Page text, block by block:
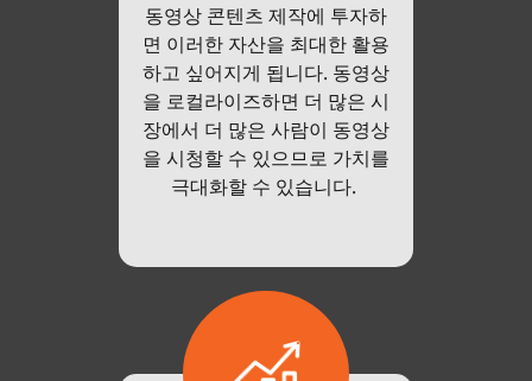
동영상 콘텐츠 제작에 투자하
면 이러한 자산을 최대한 활용
하고 싶어지게 됩니다. 동영상
을 로컬라이즈하면 더 많은 시
장에서 더 많은 사람이 동영상
을 시청할 수 있으므로 가치를
극대화할 수 있습니다.